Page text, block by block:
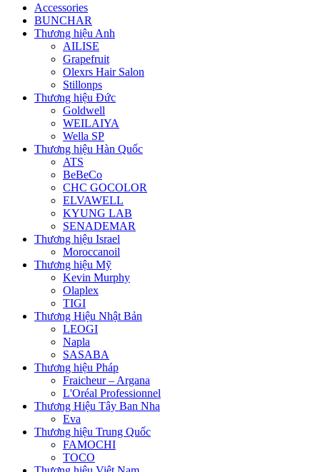
Accessories
BUNCHAR
Thương hiệu Anh
AILISE
Grapefruit
Olexrs Hair Salon
Stillonps
Thương hiệu Đức
Goldwell
WEILAIYA
Wella SP
Thương hiệu Hàn Quốc
ATS
BeBeCo
CHC GOCOLOR
ELVAWELL
KYUNG LAB
SENADEMAR
Thương hiệu Israel
Moroccanoil
Thương hiệu Mỹ
Kevin Murphy
Olaplex
TIGI
Thương Hiệu Nhật Bản
LEOGI
Napla
SASABA
Thương hiệu Pháp
Fraicheur – Argana
L'Oréal Professionnel
Thương Hiệu Tây Ban Nha
Eva
Thương hiệu Trung Quốc
FAMOCHI
TOCO